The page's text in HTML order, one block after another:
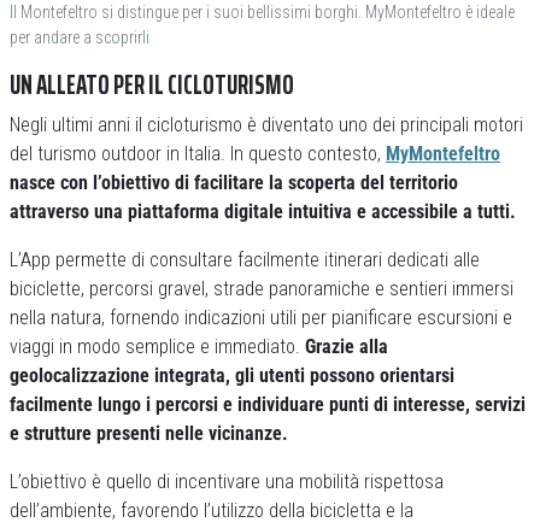
Il Montefeltro si distingue per i suoi bellissimi borghi. MyMontefeltro è ideale
per andare a scoprirli
UN ALLEATO PER IL CICLOTURISMO
Negli ultimi anni il cicloturismo è diventato uno dei principali motori
del turismo outdoor in Italia. In questo contesto, MyMontefeltro
nasce con l’obiettivo di facilitare la scoperta del territorio
attraverso una piattaforma digitale intuitiva e accessibile a tutti.
L’App permette di consultare facilmente itinerari dedicati alle
biciclette, percorsi gravel, strade panoramiche e sentieri immersi
nella natura, fornendo indicazioni utili per pianificare escursioni e
viaggi in modo semplice e immediato. Grazie alla
geolocalizzazione integrata, gli utenti possono orientarsi
facilmente lungo i percorsi e individuare punti di interesse, servizi
e strutture presenti nelle vicinanze.
L’obiettivo è quello di incentivare una mobilità rispettosa
dell’ambiente, favorendo l’utilizzo della bicicletta e la